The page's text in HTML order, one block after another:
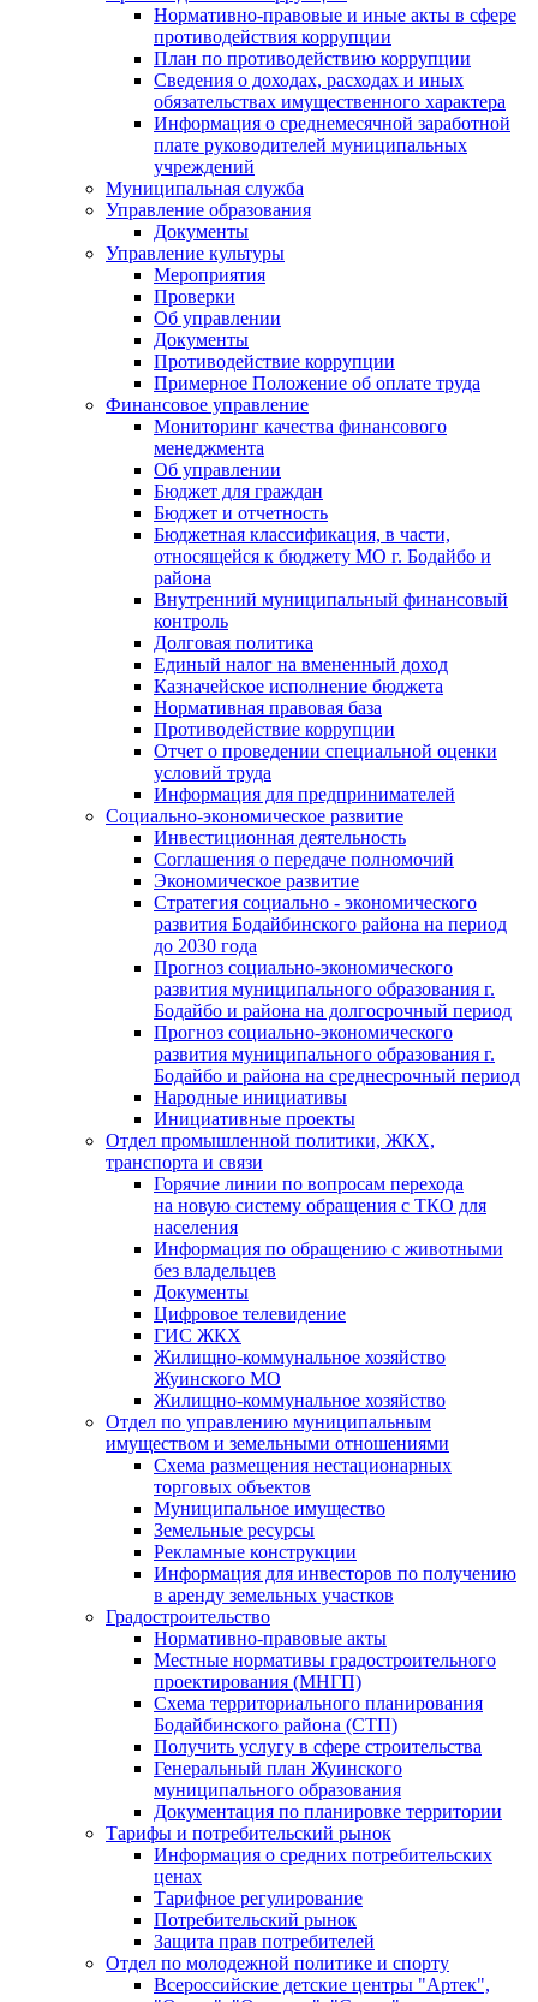
Нормативно-правовые и иные акты в сфере
противодействия коррупции
План по противодействию коррупции
Сведения о доходах, расходах и иных
обязательствах имущественного характера
Информация о среднемесячной заработной
плате руководителей муниципальных
учреждений
Муниципальная служба
Управление образования
Документы
Управление культуры
Мероприятия
Проверки
Об управлении
Документы
Противодействие коррупции
Примерное Положение об оплате труда
Финансовое управление
Мониторинг качества финансового
менеджмента
Об управлении
Бюджет для граждан
Бюджет и отчетность
Бюджетная классификация, в части,
относящейся к бюджету МО г. Бодайбо и
района
Внутренний муниципальный финансовый
контроль
Долговая политика
Единый налог на вмененный доход
Казначейское исполнение бюджета
Нормативная правовая база
Противодействие коррупции
Отчет о проведении специальной оценки
условий труда
Информация для предпринимателей
Социально-экономическое развитие
Инвестиционная деятельность
Соглашения о передаче полномочий
Экономическое развитие
Стратегия социально - экономического
развития Бодайбинского района на период
до 2030 года
Прогноз социально-экономического
развития муниципального образования г.
Бодайбо и района на долгосрочный период
Прогноз социально-экономического
развития муниципального образования г.
Бодайбо и района на среднесрочный период
Народные инициативы
Инициативные проекты
Отдел промышленной политики, ЖКХ,
транспорта и связи
Горячие линии по вопросам перехода
на новую систему обращения с ТКО для
населения
Информация по обращению с животными
без владельцев
Документы
Цифровое телевидение
ГИС ЖКХ
Жилищно-коммунальное хозяйство
Жуинского МО
Жилищно-коммунальное хозяйство
Отдел по управлению муниципальным
имуществом и земельными отношениями
Схема размещения нестационарных
торговых объектов
Муниципальное имущество
Земельные ресурсы
Рекламные конструкции
Информация для инвесторов по получению
в аренду земельных участков
Градостроительство
Нормативно-правовые акты
Местные нормативы градостроительного
проектирования (МНГП)
Схема территориального планирования
Бодайбинского района (СТП)
Получить услугу в сфере строительства
Генеральный план Жуинского
муниципального образования
Документация по планировке территории
Тарифы и потребительский рынок
Информация о средних потребительских
ценах
Тарифное регулирование
Потребительский рынок
Защита прав потребителей
Отдел по молодежной политике и спорту
Всероссийские детские центры "Артек",